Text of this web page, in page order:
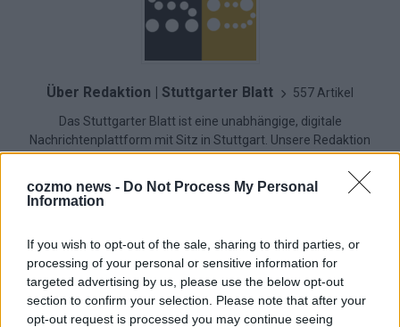
cozmo news - Do Not Process My Personal
Information
If you wish to opt-out of the sale, sharing to third parties, or
processing of your personal or sensitive information for
targeted advertising by us, please use the below opt-out
section to confirm your selection. Please note that after your
opt-out request is processed you may continue seeing
Über Redaktion | Stuttgarter Blatt 557 Artikel
Das Stuttgarter Blatt ist eine unabhängige, digitale
Nachrichtenplattform mit Sitz in Stuttgart. Unsere Redaktion
berichtet fundiert, verständlich und aktuell über das Geschehen
in der Region, in Deutschland und der Welt. Wir verbinden
klassisches journalistisches Handwerk mit modernen
KOMMENTARE